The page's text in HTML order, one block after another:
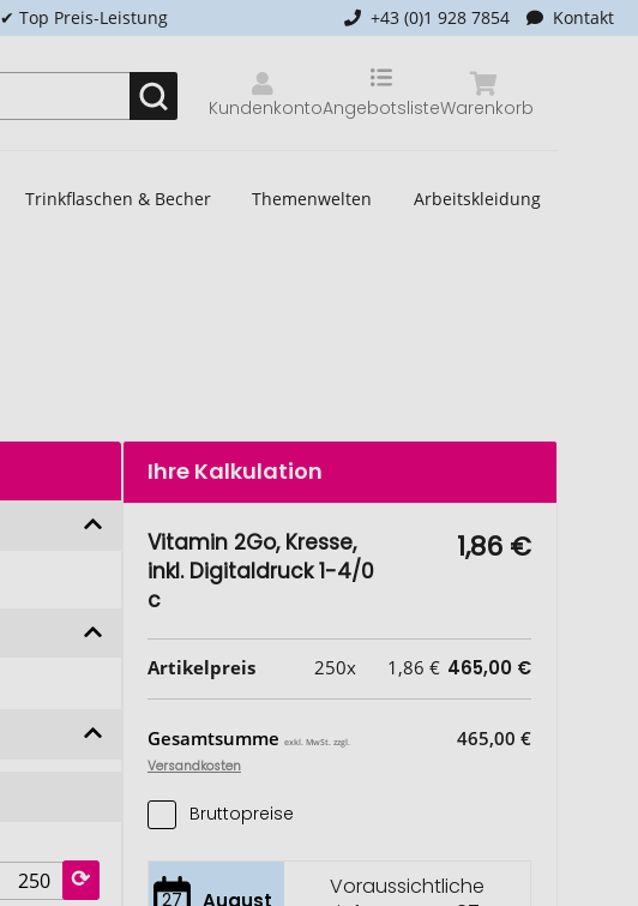
✔ Top Preis-Leistung +43 (0)1 928 7854 Kontakt
Kundenkonto Warenkorb
Angebotsliste
Trinkflaschen & Becher Themenwelten Arbeitskleidung
Ihre Kalkulation
Vitamin 2Go, Kresse,
inkl. Digitaldruck 1-4/0
c
1,86 €
Artikelpreis 250x 1,86 € 465,00 €
Gesamtsumme exkl. MwSt. zzgl.
Versandkosten
465,00 €
Bruttopreise
27 August
Voraussichtliche